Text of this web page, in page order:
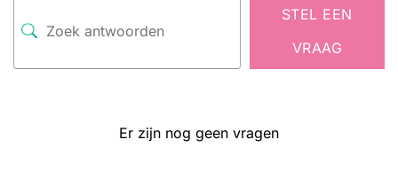
STEL EEN
VRAAG
Er zijn nog geen vragen